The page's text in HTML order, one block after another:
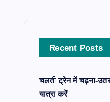
Recent Posts
चलती ट्रेन में चढ़ना-
यात्रा करें